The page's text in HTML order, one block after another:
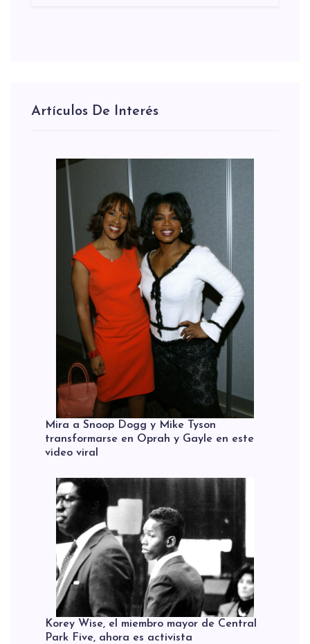
Artículos De Interés
Mira a Snoop Dogg y Mike Tyson
transformarse en Oprah y Gayle en este
video viral
Korey Wise, el miembro mayor de Central
Park Five, ahora es activista